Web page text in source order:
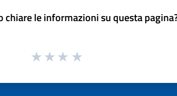
chiare le informazioni su questa